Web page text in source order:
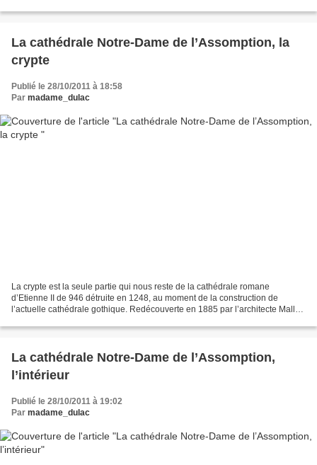
La cathédrale Notre-Dame de l’Assomption, la
crypte
Publié le 28/10/2011 à 18:58
Par madame_dulac
La crypte est la seule partie qui nous reste de la cathédrale romane
d’Etienne II de 946 détruite en 1248, au moment de la construction de
l’actuelle cathédrale gothique. Redécouverte en 1885 par l’architecte Mallay,
La cathédrale Notre-Dame de l’Assomption,
l’intérieur
Publié le 28/10/2011 à 19:02
Par madame_dulac